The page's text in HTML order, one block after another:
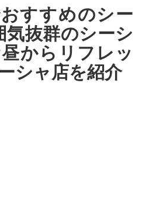
すすめのシー
気抜群のシーシ
からリフレッ
シャ店を紹介